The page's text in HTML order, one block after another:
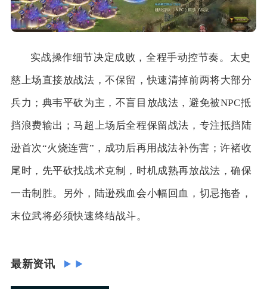
实战操作细节决定成败，全程手动控节奏。太史
慈上场直接放战法，不保留，快速清掉前两将大部分
兵力；典韦平砍为主，不盲目放战法，避免被NPC抵
挡浪费输出；马超上场后全程保留战法，专注抵挡陆
逊首次“火烧连营”，成功后再用战法补伤害；许褚收
尾时，先平砍找战术克制，时机成熟再放战法，确保
一击制胜。另外，陆逊残血会小幅回血，切忌拖沓，
末位武将必须快速终结战斗。
最新资讯